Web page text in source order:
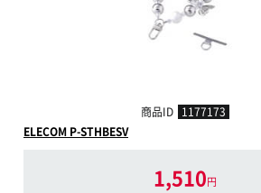
商品ID 1177173
ELECOM P-STHBESV
1,510円